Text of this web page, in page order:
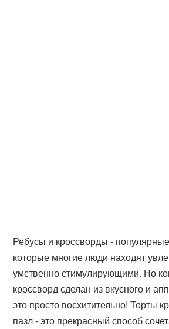
Ребусы и кроссворды -
которые многие люди находят
умственно стимулирующими. Но
кроссворд сделан из вкусного и
это просто восхитительно! Торты
пазл - это прекрасный способ